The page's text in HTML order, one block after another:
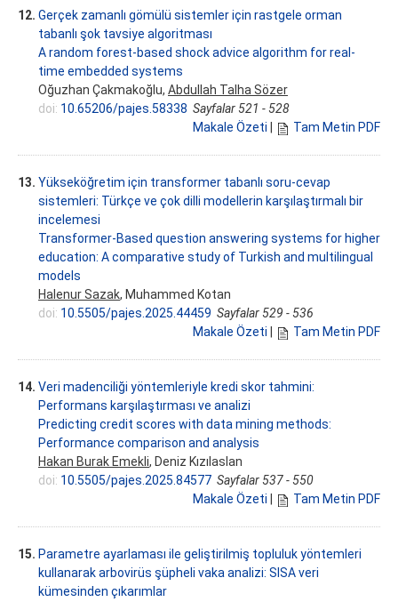
12. Gerçek zamanlı gömülü sistemler için rastgele orman
tabanlı şok tavsiye algoritması
A random forest-based shock advice algorithm for real-
time embedded systems
Oğuzhan Çakmakoğlu, Abdullah Talha Sözer
doi: 10.65206/pajes.58338 Sayfalar 521 - 528
Makale Özeti
Tam Metin PDF
13. Yükseköğretim için transformer tabanlı soru-cevap
sistemleri: Türkçe ve çok dilli modellerin karşılaştırmalı bir
incelemesi
Transformer-Based question answering systems for higher
education: A comparative study of Turkish and multilingual
models
Halenur Sazak, Muhammed Kotan
doi: 10.5505/pajes.2025.44459 Sayfalar 529 - 536
Makale Özeti
Tam Metin PDF
14. Veri madenciliği yöntemleriyle kredi skor tahmini:
Performans karşılaştırması ve analizi
Predicting credit scores with data mining methods:
Performance comparison and analysis
Hakan Burak Emekli, Deniz Kızılaslan
doi: 10.5505/pajes.2025.84577 Sayfalar 537 - 550
Makale Özeti
Tam Metin PDF
15. Parametre ayarlaması ile geliştirilmiş topluluk yöntemleri
kullanarak arbovirüs şüpheli vaka analizi: SISA veri
kümesinden çıkarımlar